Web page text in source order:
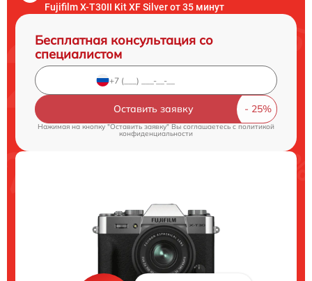
Fujifilm X-T30II Kit XF Silver от 35 минут
Бесплатная консультация со
специалистом
Оставить заявку
Нажимая на кнопку "Оставить заявку" Вы соглашаетесь c политикой
конфиденциальности